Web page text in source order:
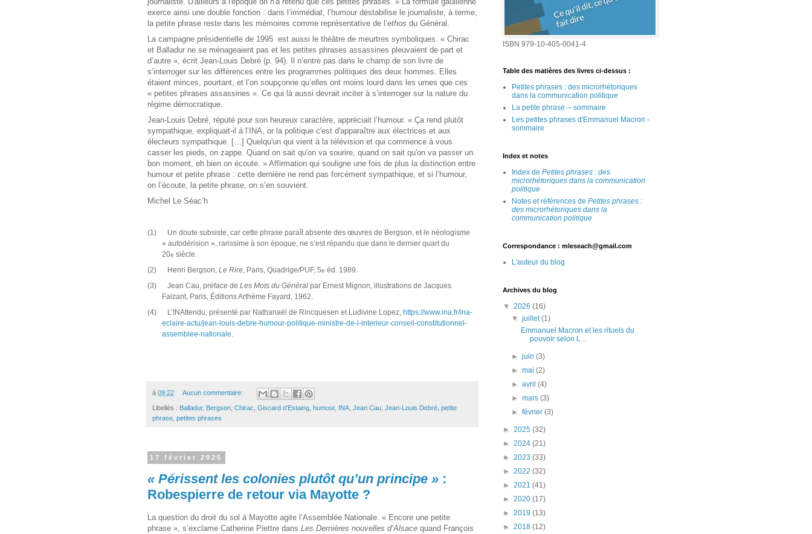
exerce ainsi une double fonction : dans l’immédiat, l’humour déstabilise le journaliste, à terme,
la petite phrase reste dans les mémoires comme représentative de l’ethos du Général.
La campagne présidentielle de 1995 est aussi le théâtre de meurtres symboliques. « Chirac
et Balladur ne se ménageaient pas et les petites phrases assassines pleuvaient de part et
d’autre », écrit Jean-Louis Debré (p. 94). Il n’entre pas dans le champ de son livre de
s’interroger sur les différences entre les programmes politiques des deux hommes. Elles
étaient minces, pourtant, et l’on soupçonne qu’elles ont moins lourd dans les urnes que ces
« petites phrases assassines ». Ce qui là aussi devrait inciter à s’interroger sur la nature du
régime démocratique.
Jean-Louis Debré, réputé pour son heureux caractère, appréciait l’humour. « Ça rend plutôt
sympathique, expliquait-il à l’INA, or la politique c'est d'apparaître aux électrices et aux
électeurs sympathique. […] Quelqu'un qui vient à la télévision et qui commence à vous
casser les pieds, on zappe. Quand on sait qu'on va sourire, quand on sait qu'on va passer un
bon moment, eh bien on écoute. » Affirmation qui souligne une fois de plus la distinction entre
humour et petite phrase : cette dernière ne rend pas forcément sympathique, et si l’humour,
on l’écoute, la petite phrase, on s’en souvient.
Michel Le Séac’h
(1)
Un doute subsiste, car cette phrase paraît absente des œuvres de Bergson, et le néologisme
« autodérision », rarissime à son époque, ne s’est répandu que dans le dernier quart du
20e siècle.
(2)
Henri Bergson, Le Rire, Paris, Quadrige/PUF, 5e éd. 1989.
(3)
Jean Cau, préface de Les Mots du Général par Ernest Mignon, illustrations de Jacques
Faizant, Paris, Éditions Arthème Fayard, 1962.
(4)
L’INAttendu, présenté par Nathanaël de Rincquesen et Ludivine Lopez, https://www.ina.fr/ina-
eclaire-actu/jean-louis-debre-humour-politique-ministre-de-l-interieur-conseil-constitutionnel-
assemblee-nationale.
à 09:22 Aucun commentaire:
Libellés : Balladur, Bergson Chirac Giscard d'Estaing humour, INA Jean Cau Jean-Louis Debré petite
phrase petites phrases
17 février 2025
« Périssent les colonies plutôt qu’un principe » :
Robespierre de retour via Mayotte ?
La question du droit du sol à Mayotte agite l’Assemblée Nationale. « Encore une petite
phrase », s’exclame Catherine Piettre dans Les Dernières nouvelles d’Alsace quand François
ISBN 979-10-405-0041-4
Table des matières des livres ci-dessus :
Petites phrases : des microrhétoriques
dans la communication politique
La petite phrase -- sommaire
Les petites phrases d'Emmanuel Macron -
sommaire
Index et notes
Index de Petites phrases : des
microrhétoriques dans la communication
politique
Notes et références de Petites phrases :
des microrhétoriques dans la
communication politique
Correspondance : mleseach@gmail.com
L'auteur du blog
Archives du blog
▼ 2026 (16)
▼juillet(1)
Emmanuel Macron et les rituels du
pouvoir selon L...
►juin(3)
►mai(2)
►avril(4)
►mars(3)
►février(3)
► 2025 (32)
► 2024 (21)
► 2023 (33)
► 2022 (32)
► 2021 (41)
► 2020 (17)
► 2019 (13)
► 2018 (12)